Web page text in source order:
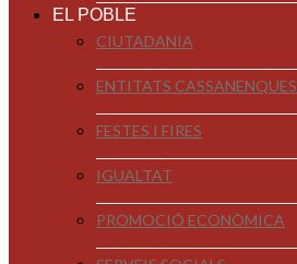
EL POBLE
CIUTADANIA
ENTITATS CASSANENQUES
FESTES I FIRES
IGUALTAT
PROMOCIÓ ECONÒMICA